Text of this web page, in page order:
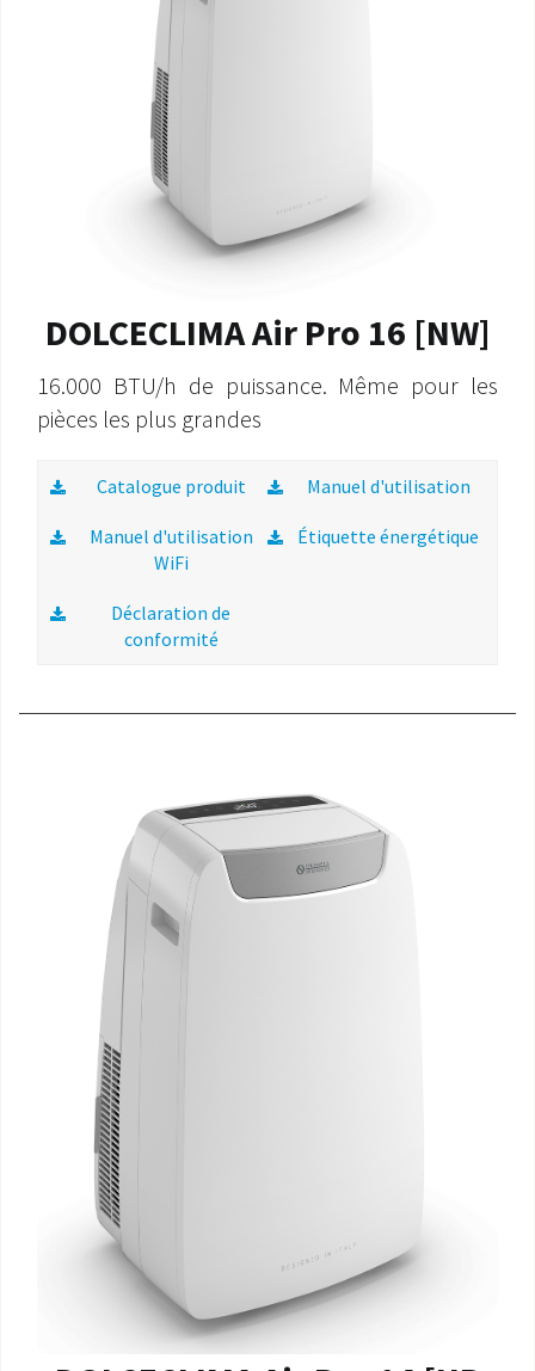
DOLCECLIMA Air Pro 16 [NW]
16.000 BTU/h de puissance. Même pour les
pièces les plus grandes
Catalogue produit Manuel d'utilisation
Manuel d'utilisation
WiFi
Étiquette énergétique
Déclaration de
conformité